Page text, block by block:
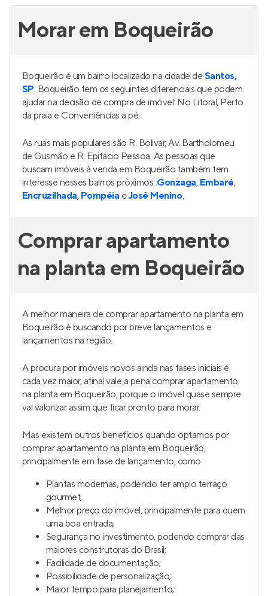
Morar em Boqueirão
Boqueirão é um bairro localizado na cidade de Santos,
SP. Boqueirão tem os seguintes diferenciais que podem
ajudar na decisão de compra de imóvel: No Litoral, Perto
da praia e Conveniências a pé.
As ruas mais populares são R. Bolivar, Av. Bartholomeu
de Gusmão e R. Epitácio Pessoa. As pessoas que
buscam imóveis à venda em Boqueirão também tem
interesse nesses bairros próximos: Gonzaga, Embaré,
Encruzilhada, Pompéia eJosé Menino.
Comprar apartamento
na planta em Boqueirão
A melhor maneira de comprar apartamento na planta em
Boqueirão é buscando por breve lançamentos e
lançamentos na região.
A procura por imóveis novos ainda nas fases iniciais é
cada vez maior, afinal vale a pena comprar apartamento
na planta em Boqueirão, porque o imóvel quase sempre
vai valorizar assim que ficar pronto para morar.
Mas existem outros benefícios quando optamos por
comprar apartamento na planta em Boqueirão,
principalmente em fase de lançamento, como:
Plantas modernas, podendo ter amplo terraço
gourmet;
Melhor preço do imóvel, principalmente para quem
uma boa entrada;
Segurança no investimento, podendo comprar das
maiores construtoras do Brasil;
Facilidade de documentação;
Possibilidade de personalização;
Maior tempo para planejamento;